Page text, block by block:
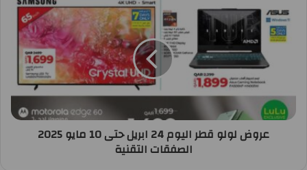
عروض لولو قطر اليوم 24 ابريل حتى 10 مايو 2025
الصفقات التقنية